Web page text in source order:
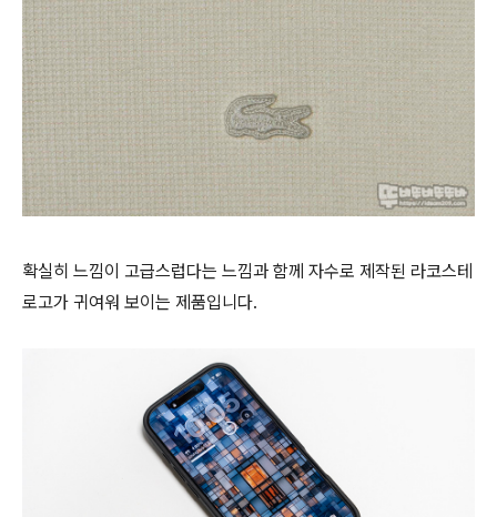
확실히 느낌이 고급스럽다는 느낌과 함께 자수로 제작된 라코스테
로고가 귀여워 보이는 제품입니다.